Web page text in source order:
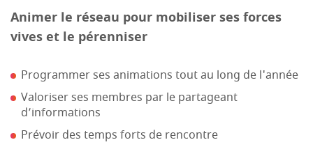
Animer le réseau pour mobiliser ses forces
vives et le pérenniser
Programmer ses animations tout au long de l'année
Valoriser ses membres par le partageant
d’informations
Prévoir des temps forts de rencontre